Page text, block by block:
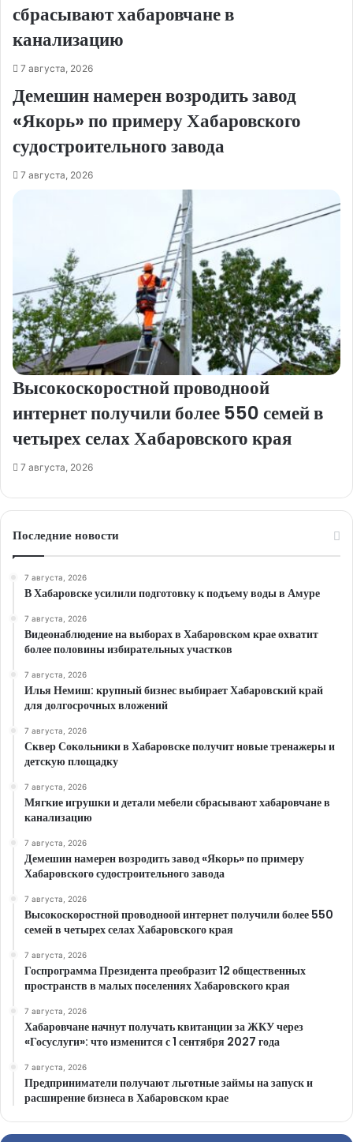
сбрасывают хабаровчане в
канализацию
7 августа, 2026
Демешин намерен возродить завод
«Якорь» по примеру Хабаровского
судостроительного завода
7 августа, 2026
Высокоскоростной проводноой
интернет получили более 550 семей в
четырех селах Хабаровского края
7 августа, 2026
Последние новости
7 августа, 2026
В Хабаровске усилили подготовку к подъему воды в Амуре
7 августа, 2026
Видеонаблюдение на выборах в Хабаровском крае охватит
более половины избирательных участков
7 августа, 2026
Илья Немиш: крупный бизнес выбирает Хабаровский край
для долгосрочных вложений
7 августа, 2026
Сквер Сокольники в Хабаровске получит новые тренажеры и
детскую площадку
7 августа, 2026
Мягкие игрушки и детали мебели сбрасывают хабаровчане в
канализацию
7 августа, 2026
Демешин намерен возродить завод «Якорь» по примеру
Хабаровского судостроительного завода
7 августа, 2026
Высокоскоростной проводноой интернет получили более 550
семей в четырех селах Хабаровского края
7 августа, 2026
Госпрограмма Президента преобразит 12 общественных
пространств в малых поселениях Хабаровского края
7 августа, 2026
Хабаровчане начнут получать квитанции за ЖКУ через
«Госуслуги»: что изменится с 1 сентября 2027 года
7 августа, 2026
Предприниматели получают льготные займы на запуск и
расширение бизнеса в Хабаровском крае